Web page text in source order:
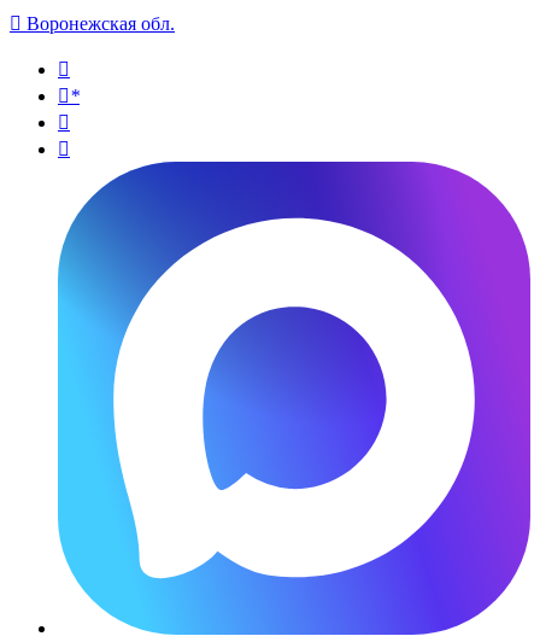
 Воронежская обл.

*

